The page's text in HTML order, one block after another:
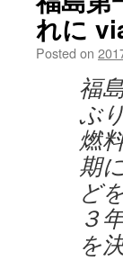
れに
Posted on
福
ぶ
燃
期
ど
３
を